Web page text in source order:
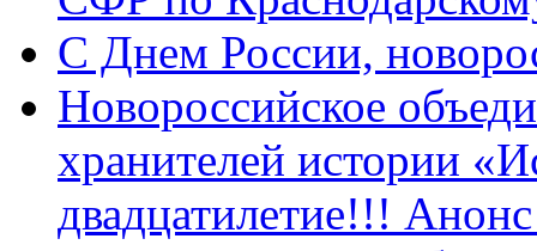
C Днем России,
Новороссийское
хранителей истории
двадцатилетие!!!